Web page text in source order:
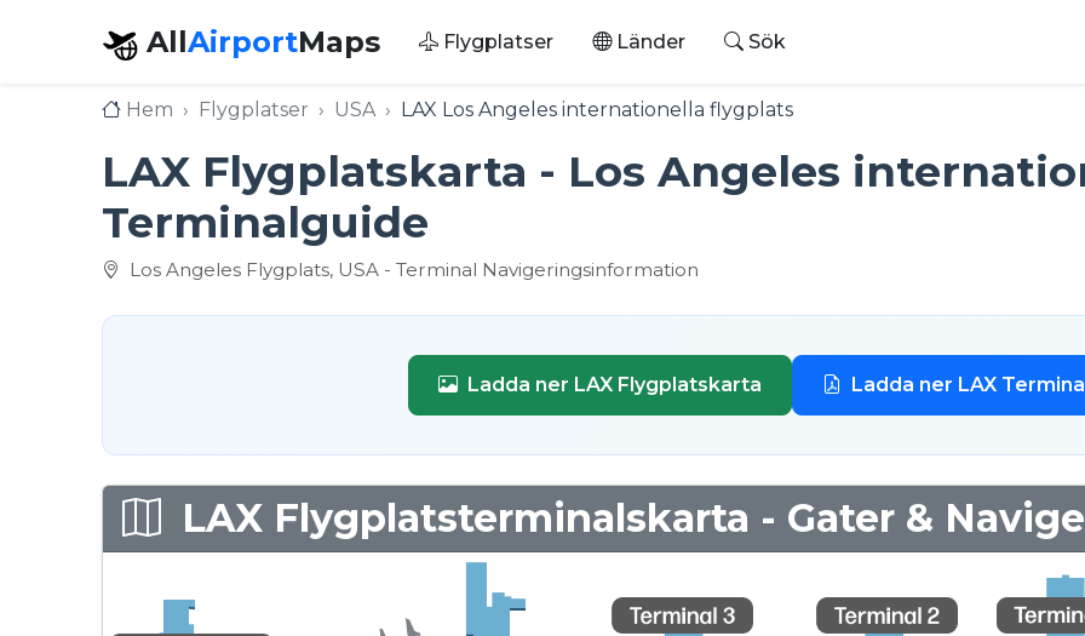
AllAirportMaps Flygplatser Länder Sök
Hem Flygplatser USA LAX Los Angeles internationella flygplats
LAX Flygplatskarta - Los Angeles
Terminalguide
Los Angeles Flygplats, USA - Terminal Navigeringsinformation
Ladda ner LAX Flygplatskarta Ladda ner LAX
LAX Flygplatsterminalskarta - Gater &